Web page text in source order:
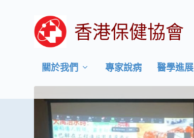
香港保健協會
關於我們 專家說病 醫學進展